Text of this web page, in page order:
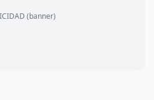
(banner)